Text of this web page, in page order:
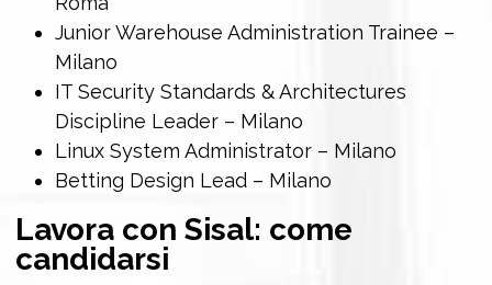
Junior Warehouse Administration Trainee –
Milano
IT Security Standards & Architectures
Discipline Leader – Milano
Linux System Administrator – Milano
Betting Design Lead – Milano
Lavora con Sisal: come
candidarsi